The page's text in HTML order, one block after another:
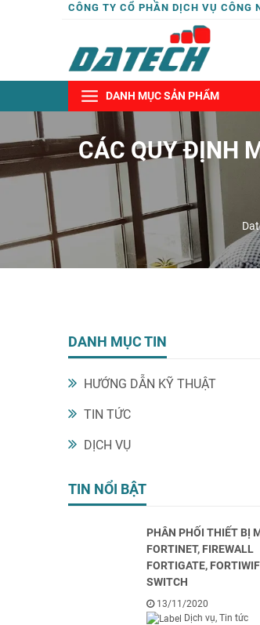
CÔNG TY CỔ PHẦN DỊCH VỤ CÔNG
DANH MỤC SẢN PHẨM
CÁC QUY ĐỊNH
DANH MỤC TIN
HƯỚNG DẪN KỸ THUẬT
TIN TỨC
DỊCH VỤ
TIN NỔI BẬT
PHÂN PHỐI THIẾT BỊ
FORTINET, FIREWALL
FORTIGATE,
SWITCH
13/11/2020
Dịch vụ Tin tức